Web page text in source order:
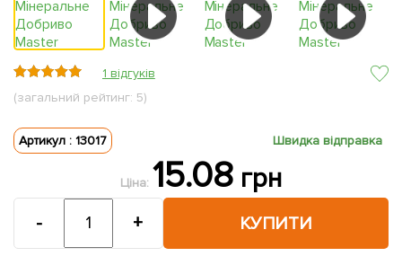
1 відгуків
(загальний рейтинг: 5)
Артикул : 13017 Швидка відправка
Ціна: 15.08грн
КУПИТИ
- +